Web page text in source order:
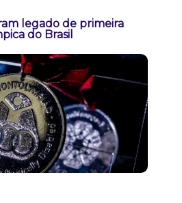
legado de primeira
do Brasil